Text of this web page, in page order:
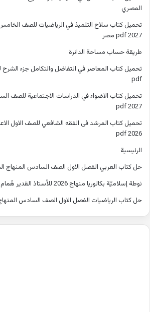
المصري
تحميل كتاب سلاح التلميذ في الرياضيات للصف الخامس
2027 pdf مصر
طريقة حساب مساحة الدائرة
pdf
تحميل كتاب الاضواء في الدراسات الاجتماعية للصف
2027 pdf
تحميل كتاب المرشد فى الفقه الشافعي للصف الاول
2026 pdf
الرئيسية
حل كتاب العربي الفصل الاول الصف السادس المنهاج
نوطة إسلاميّة بكالوريا منهاج 2026 للأستاذ القدير هُمام حَمدان المنهاج السوري
حل كتاب الرياضيات الفصل الاول الصف السادس